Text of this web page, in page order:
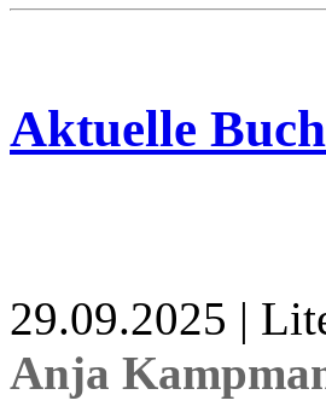
Aktuelle
29.09.2025 |
Anja